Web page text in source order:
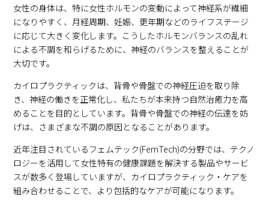
女性の身体は、特に女性ホルモンの変動によって神経系が繊細
になりやすく、月経周期、妊娠、更年期などのライフステージ
に応じて大きく変化します。こうしたホルモンバランスの乱れ
による不調を和らげるために、神経のバランスを整えることが
大切です。
カイロプラクティックは、背骨や骨盤での神経圧迫を取り除
き、神経の働きを正常化し、私たちが本来持つ自然治癒力を高
めることを目的としています。背骨や骨盤での神経の伝達を妨
げは、さまざまな不調の原因となることがあります。
近年注目されているフェムテック(FemTech)の分野では、テクノ
ロジーを活用して女性特有の健康課題を解決する製品やサービ
スが数多く登場していますが、カイロプラクティック・ケアを
組み合わせることで、より包括的なケアが可能になります。